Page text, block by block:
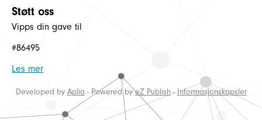
Støtt oss
Vipps din gave til
#86495
Les mer
Developed by Aplia - Powered byeZ Publish-Informasjonskapsler